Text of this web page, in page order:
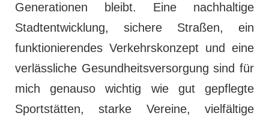
Generationen bleibt. Eine nachhaltige
Stadtentwicklung, sichere Straßen, ein
funktionierendes Verkehrskonzept und eine
verlässliche Gesundheitsversorgung sind für
mich genauso wichtig wie gut gepflegte
Sportstätten, starke Vereine, vielfältige